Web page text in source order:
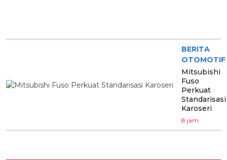
BERITA
OTOMOTIF
Mitsubishi
Fuso
Perkuat
Standarisasi
Karoseri
8 jam